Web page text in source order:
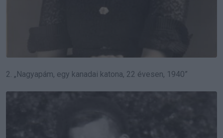
2. „Nagyapám, egy kanadai katona, 22 évesen, 1940”